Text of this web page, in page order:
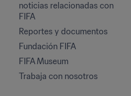
noticias relacionadas con
FIFA
Reportes y documentos
Fundación FIFA
FIFA Museum
Trabaja con nosotros